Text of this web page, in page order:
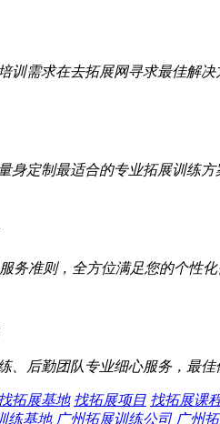
训需求在去拓展网寻求最佳解决
身定制最适合的专业拓展训练方
务准则，全方位满足您的个性
、后勤团队专业细心服务，最佳
拓展基地 找拓展项目 找拓展课
练基地 广州拓展训练公司 广州